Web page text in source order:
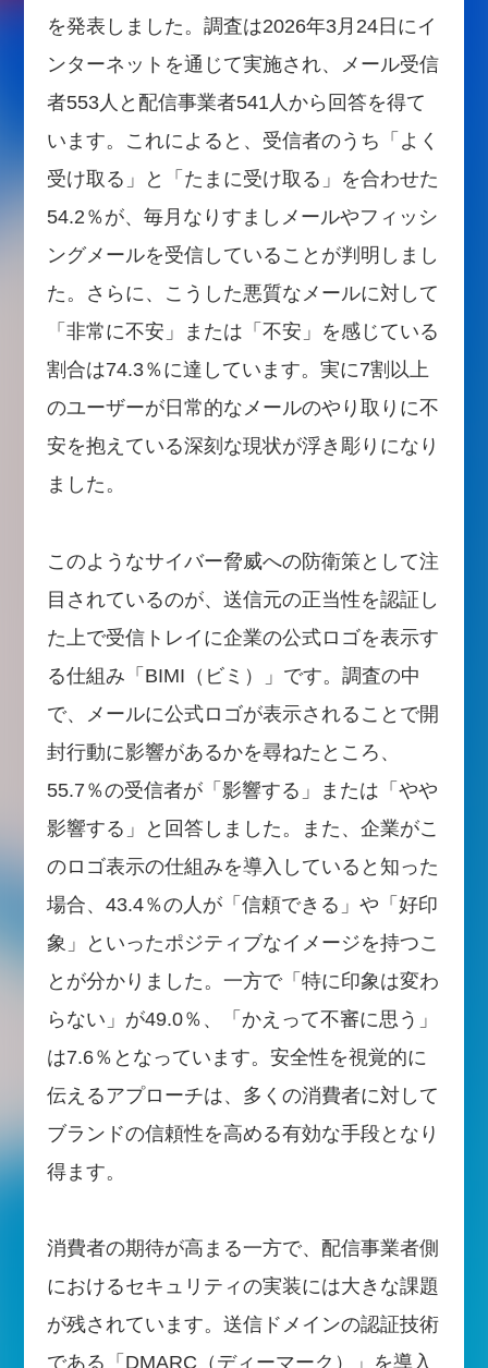
を発表しました。調査は2026年3月24日にイ
ンターネットを通じて実施され、メール受信
者553人と配信事業者541人から回答を得て
います。これによると、受信者のうち「よく
受け取る」と「たまに受け取る」を合わせた
54.2％が、毎月なりすましメールやフィッシ
ングメールを受信していることが判明しまし
た。さらに、こうした悪質なメールに対して
「非常に不安」または「不安」を感じている
割合は74.3％に達しています。実に7割以上
のユーザーが日常的なメールのやり取りに不
安を抱えている深刻な現状が浮き彫りになり
ました。
このようなサイバー脅威への防衛策として注
目されているのが、送信元の正当性を認証し
た上で受信トレイに企業の公式ロゴを表示す
る仕組み「BIMI（ビミ）」です。調査の中
で、メールに公式ロゴが表示されることで開
封行動に影響があるかを尋ねたところ、
55.7％の受信者が「影響する」または「やや
影響する」と回答しました。また、企業がこ
のロゴ表示の仕組みを導入していると知った
場合、43.4％の人が「信頼できる」や「好印
象」といったポジティブなイメージを持つこ
とが分かりました。一方で「特に印象は変わ
らない」が49.0％、「かえって不審に思う」
は7.6％となっています。安全性を視覚的に
伝えるアプローチは、多くの消費者に対して
ブランドの信頼性を高める有効な手段となり
得ます。
消費者の期待が高まる一方で、配信事業者側
におけるセキュリティの実装には大きな課題
が残されています。送信ドメインの認証技術
である「DMARC（ディーマーク）」を導入